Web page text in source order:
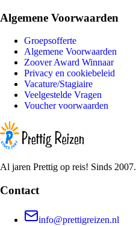
Algemene Voorwaarden
Groepsofferte
Algemene Voorwaarden
Zoover Award Winnaar
Privacy en cookiebeleid
Vacature/Stagiaire
Veelgestelde Vragen
Voucher voorwaarden
Al jaren Prettig op reis! Sinds 2007.
Contact
info@prettigreizen.nl